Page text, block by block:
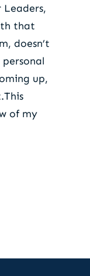
that
doesn’t
up,
of my